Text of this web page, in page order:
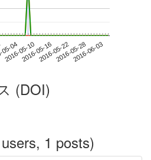
04
2016-05-102016-05-162016-05-222016-05-282016-06-03
(DOI)
1 posts)